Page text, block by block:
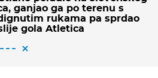
ganjao ga po terenu s
rukama pa sprdao
gola Atletica